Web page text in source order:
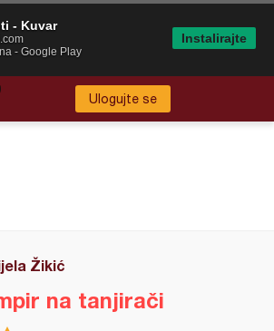
Ulogujte se
Žikić
na tanjirači
- Kuvar
- Google Play
Instalirajte